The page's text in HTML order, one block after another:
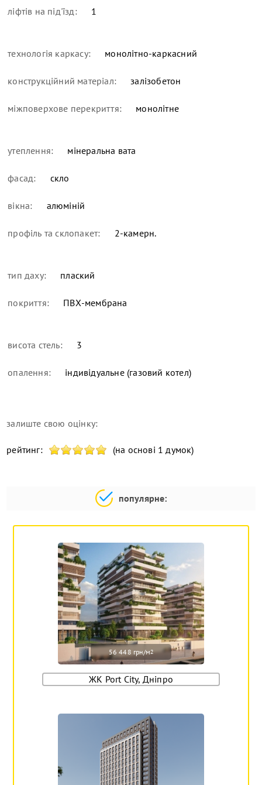
ліфтів на під'їзд: 1
технологія каркасу: монолітно-каркасний
конструкційний матеріал: залізобетон
міжповерхове перекриття: монолітне
утеплення: мінеральна вата
фасад: скло
вікна: алюміній
профіль та склопакет: 2-камерн.
тип даху: плаский
покриття: ПВХ-мембрана
висота стель: 3
опалення: індивідуальне (газовий котел)
залиште свою оцінку:
рейтинг: (на основі 1 думок)
популярне:
56 448 грн/м2
ЖК Port City, Дніпро